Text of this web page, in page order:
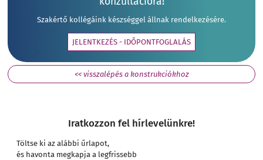
Szakértő kollégáink készséggel állnak rendelkezésére.
JELENTKEZÉS - IDŐPONTFOGLALÁS
<< visszalépés a konstrukciókhoz
Iratkozzon fel hírlevelünkre!
Töltse ki az alábbi űrlapot,
és havonta megkapja a legfrissebb